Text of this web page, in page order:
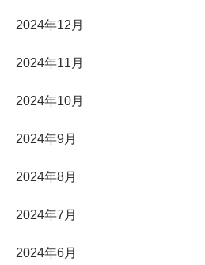
2024年12月
2024年11月
2024年10月
2024年9月
2024年8月
2024年7月
2024年6月